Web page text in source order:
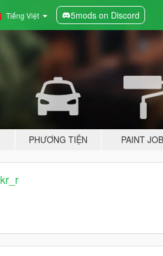
Tiếng Việt 5mods on Discord
PHƯƠNG TIỆN PAINT
kr_r